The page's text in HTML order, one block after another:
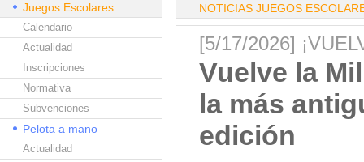
Juegos Escolares
Calendario
Actualidad
Inscripciones
Normativa
Subvenciones
Pelota a mano
Actualidad
NOTICIAS JUEGOS
[5/17/2026]
Vuelve la
la más
edición